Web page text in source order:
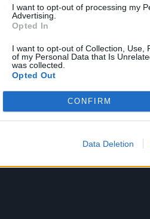
I want to opt-out of processing my
Advertising.
Opted In
I want to opt-out of Collection, Use,
of my Personal Data that Is
was collected.
Opted Out
CONFIRM
Data Deletion